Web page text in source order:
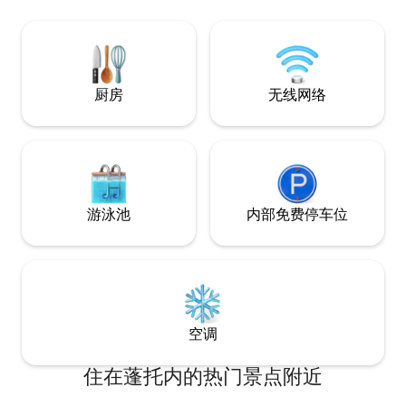
San Giovanni .Blu Bar : convenience &
coffee shop with fresh bread every
reachable by ferry from AMALFI
验更加美好！ 关
厨房 无线网络
游泳池 内部免费停车位
空调
住在蓬托内的热门景点附近